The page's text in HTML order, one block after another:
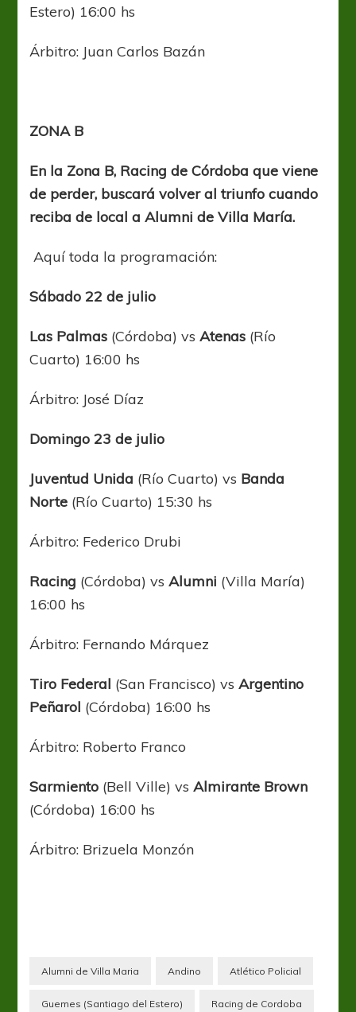
Estero) 16:00 hs
Árbitro: Juan Carlos Bazán
ZONA B
En la Zona B, Racing de Córdoba que viene
de perder, buscará volver al triunfo cuando
reciba de local a Alumni de Villa María.
Aquí toda la programación:
Sábado 22 de julio
Las Palmas (Córdoba) vs Atenas (Río
Cuarto) 16:00 hs
Árbitro: José Díaz
Domingo 23 de julio
Juventud Unida (Río Cuarto) vs Banda
Norte (Río Cuarto) 15:30 hs
Árbitro: Federico Drubi
Racing (Córdoba) vsAlumni (Villa María)
16:00 hs
Árbitro: Fernando Márquez
Tiro Federal (San Francisco) vsArgentino
Peñarol (Córdoba) 16:00 hs
Árbitro: Roberto Franco
Sarmiento (Bell Ville) vsAlmirante Brown
(Córdoba) 16:00 hs
Árbitro: Brizuela Monzón
Alumni de Villa Maria Andino Atlético Policial
Guemes (Santiago del Estero) Racing de Cordoba